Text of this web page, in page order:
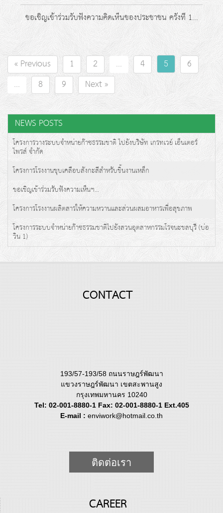
ขอเชิญเข้าร่วมรับฟังความคิดเห็นของประชาชน ครั้งที่ 1...
« Previous 1 2 ... 4 5
6
...
8 9 Next »
NEWS POSTS
โครงการวางระบบจำหน่ายก๊าซธรรมชาติ ไปยังบริษัท เกรทเวย์ เอ็นเตอร์
ไพรส์ จำกัด
โครงการโรงงานชุบเคลือบสังกะสีสำหรับชิ้นงานเหล็ก
ขอเชิญเข้าร่วมรับฟังความเห็นฯ...
โครงการโรงงานผลิตสารให้ความหวานและส่วนผสมอาหารเพื่อสุขภาพ
โครงการระบบจำหน่ายก๊าซธรรมชาติไปยังสวนอุตสาหกรรมโรจนะชลบุรี (บ่อ
วิน 1)
CONTACT
193/57-193/58 ถนนราษฎร์พัฒนา
แขวงราษฎร์พัฒนา เขตสะพานสูง
กรุงเทพมหานคร 10240
Tel: 02-001-8880-1 Fax: 02-001-8880-1 Ext.405
E-mail : enviwork@hotmail.co.th
ติดต่อเรา
CAREER